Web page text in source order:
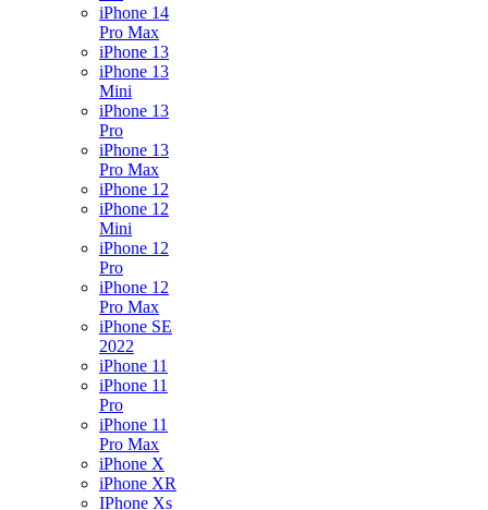
iPhone 14
Pro Max
iPhone 13
iPhone 13
Mini
iPhone 13
Pro
iPhone 13
Pro Max
iPhone 12
iPhone 12
Mini
iPhone 12
Pro
iPhone 12
Pro Max
iPhone SE
2022
iPhone 11
iPhone 11
Pro
iPhone 11
Pro Max
iPhone X
iPhone XR
IPhone Xs